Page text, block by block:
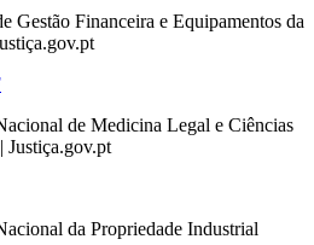
Gestão Financeira e Equipamentos da
de Medicina Legal e Ciências
Justiça.gov.pt
da Propriedade Industrial